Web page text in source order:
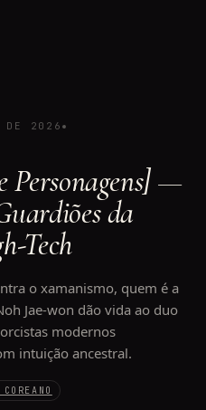
2026
Personagens] —
da
Tech
o xamanismo, quem é a
Jae-won dão vida ao duo
modernos
intuição ancestral.